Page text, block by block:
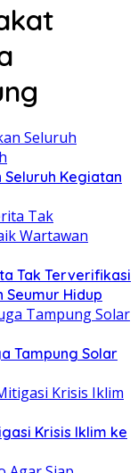
Seluruh Kegiatan
Tak Terverifikasi
Seumur Hidup
Tampung Solar
Krisis Iklim ke